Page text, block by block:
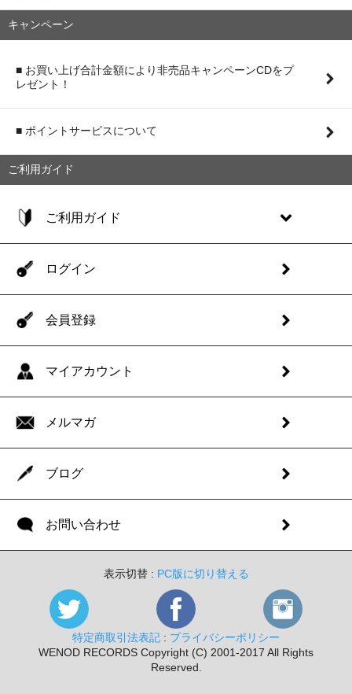
キャンペーン
■ お買い上げ合計金額により非売品キャンペーンCDをプ
レゼント！
■ ポイントサービスについて
ご利用ガイド
ご利用ガイド
ログイン
会員登録
マイアカウント
メルマガ
ブログ
お問い合わせ
表示切替 : PC版に切り替える
特定商取引法表記 : プライバシーポリシー
WENOD RECORDS Copyright (C) 2001-2017 All Rights
Reserved.